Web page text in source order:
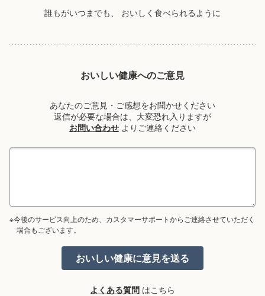
誰もがいつまでも、 おいしく食べられるように
おいしい健康へのご意見
あなたのご意見・ご感想をお聞かせください
返信が必要な場合は、大変恐れ入りますが
お問い合わせ よりご連絡ください
※今後のサービス向上のため、カスタマーサポートからご連絡させていただく
場合もございます。
よくある質問 はこちら